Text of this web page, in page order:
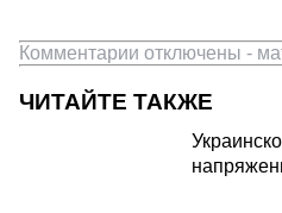
Комментарии отключены -
ЧИТАЙТЕ ТАКЖЕ